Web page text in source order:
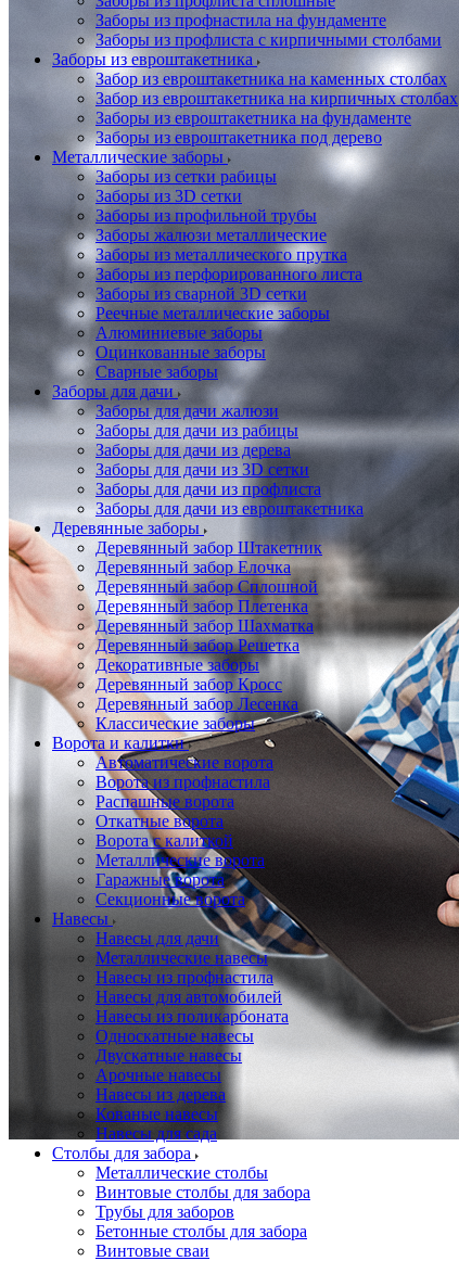
Заборы из профнастила на фундаменте
Заборы из профлиста с кирпичными столбами
Заборы из евроштакетника
Забор из евроштакетника на каменных столбах
Забор из евроштакетника на кирпичных столбах
Заборы из евроштакетника на фундаменте
Заборы из евроштакетника под дерево
Металлические заборы
Заборы из сетки рабицы
Заборы из 3D сетки
Заборы из профильной трубы
Заборы жалюзи металлические
Заборы из металлического прутка
Заборы из перфорированного листа
Заборы из сварной 3D сетки
Реечные металлические заборы
Алюминиевые заборы
Оцинкованные заборы
Сварные заборы
Заборы для дачи
Заборы для дачи жалюзи
Заборы для дачи из рабицы
Заборы для дачи из дерева
Заборы для дачи из 3D сетки
Заборы для дачи из профлиста
Заборы для дачи из евроштакетника
Деревянные заборы
Деревянный забор Штакетник
Деревянный забор Елочка
Деревянный забор Сплошной
Деревянный забор Плетенка
Деревянный забор Шахматка
Деревянный забор Решетка
Декоративные заборы
Деревянный забор Кросс
Деревянный забор Лесенка
Классические заборы
Ворота и калитки
Автоматические ворота
Ворота из профнастила
Распашные ворота
Откатные ворота
Ворота с калиткой
Металлические ворота
Гаражные ворота
Секционные ворота
Навесы
Навесы для дачи
Металлические навесы
Навесы из профнастила
Навесы для автомобилей
Навесы из поликарбоната
Односкатные навесы
Двускатные навесы
Арочные навесы
Навесы из дерева
Кованые навесы
Навесы для сада
Столбы для забора
Металлические столбы
Винтовые столбы для забора
Трубы для заборов
Бетонные столбы для забора
Винтовые сваи